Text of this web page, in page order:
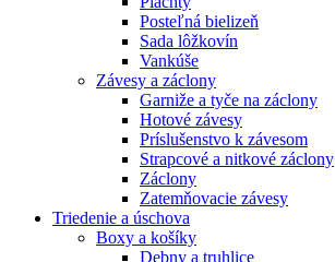
Posteľná bielizeň
Sada lôžkovín
Vankúše
Závesy a záclony
Garniže a tyče na záclony
Hotové závesy
Príslušenstvo k závesom
Strapcové a nitkové záclony
Záclony
Zatemňovacie závesy
Triedenie a úschova
Boxy a košíky
Debny a truhlice